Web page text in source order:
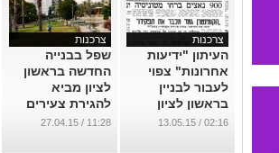
צרכנות
העיתון "ידיעות
אחרונות" צפוי
לעבור לבניין
בראשון לציון
...
02:16 / 13.05.15
צרכנות
שפל בבנייה
החדשה בראשון
לציון מביא
להגירת צעירים
לערי הלוויין
11:28 / 27.04.15